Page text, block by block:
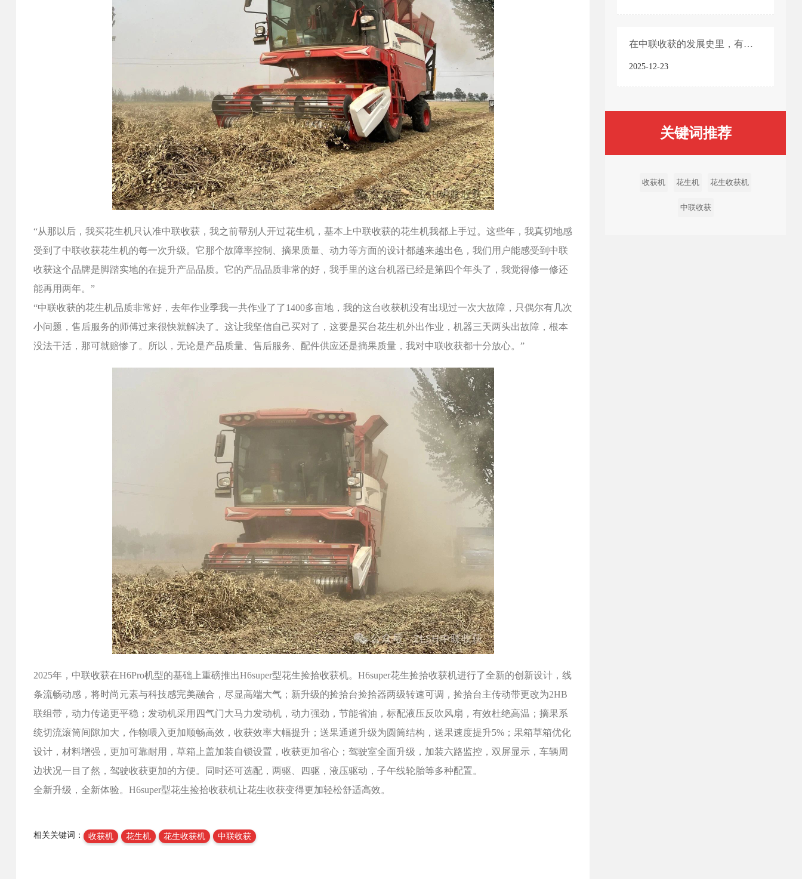
“从那以后，我买花生机只认准中联收获，我之前帮别人开过花生机，基本上中联收获的花生机我都上手过。这些年，我真切地感
受到了中联收获花生机的每一次升级。它那个故障率控制、摘果质量、动力等方面的设计都越来越出色，我们用户能感受到中联
收获这个品牌是脚踏实地的在提升产品品质。它的产品品质非常的好，我手里的这台机器已经是第四个年头了，我觉得修一修还
能再用两年。”
“中联收获的花生机品质非常好，去年作业季我一共作业了了1400多亩地，我的这台收获机没有出现过一次大故障，只偶尔有几次
小问题，售后服务的师傅过来很快就解决了。这让我坚信自己买对了，这要是买台花生机外出作业，机器三天两头出故障，根本
没法干活，那可就赔惨了。所以，无论是产品质量、售后服务、配件供应还是摘果质量，我对中联收获都十分放心。”
2025年，中联收获在H6Pro机型的基础上重磅推出H6super型花生捡拾收获机。H6super花生捡拾收获机进行了全新的创新设计，线
条流畅动感，将时尚元素与科技感完美融合，尽显高端大气；新升级的捡拾台捡拾器两级转速可调，捡拾台主传动带更改为2HB
联组带，动力传递更平稳；发动机采用四气门大马力发动机，动力强劲，节能省油，标配液压反吹风扇，有效杜绝高温；摘果系
统切流滚筒间隙加大，作物喂入更加顺畅高效，收获效率大幅提升；送果通道升级为圆筒结构，送果速度提升5%；果箱草箱优化
设计，材料增强，更加可靠耐用，草箱上盖加装自锁设置，收获更加省心；驾驶室全面升级，加装六路监控，双屏显示，车辆周
边状况一目了然，驾驶收获更加的方便。同时还可选配，两驱、四驱，液压驱动，子午线轮胎等多种配置。
全新升级，全新体验。H6super型花生捡拾收获机让花生收获变得更加轻松舒适高效。
相关关键词： 收获机 花生机 花生收获机 中联收获
在中联收获的发展史里，有一个绕不开的名字——“新疆-2”
2025-12-23
关键词推荐
收获机 花生机 花生收获机
中联收获